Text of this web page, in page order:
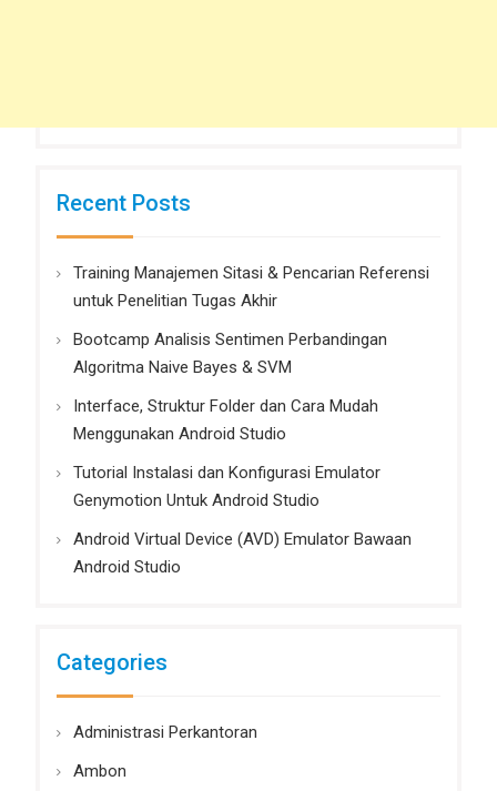
Recent Posts
Training Manajemen Sitasi & Pencarian Referensi
untuk Penelitian Tugas Akhir
Bootcamp Analisis Sentimen Perbandingan
Algoritma Naive Bayes & SVM
Interface, Struktur Folder dan Cara Mudah
Menggunakan Android Studio
Tutorial Instalasi dan Konfigurasi Emulator
Genymotion Untuk Android Studio
Android Virtual Device (AVD) Emulator Bawaan
Android Studio
Categories
Administrasi Perkantoran
Ambon